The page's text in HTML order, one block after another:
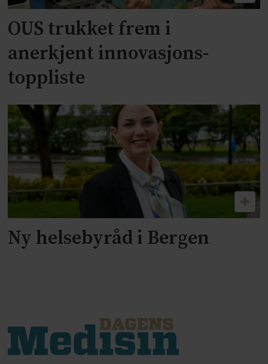
OUS trukket frem i
anerkjent innovasjons-
toppliste
Ny helsebyråd i Bergen